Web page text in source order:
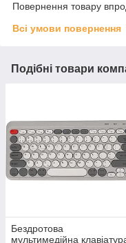
Повернення товару
Всі умови повернення
Подібні товари
Бездротова
мультимедійна